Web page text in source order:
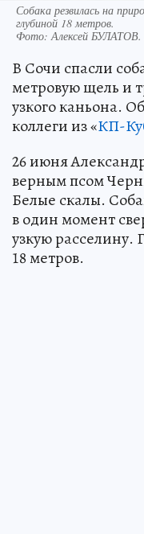
Собака резвилась на
глубиной 18 метров.
Фото:Алексей БУЛАТОВ.
В Сочи спасли
метровую щель и
узкого каньона.
коллеги из «КП-
26 июня
верным псом
Белые скалы.
в один момент
узкую расселину.
18 метров.